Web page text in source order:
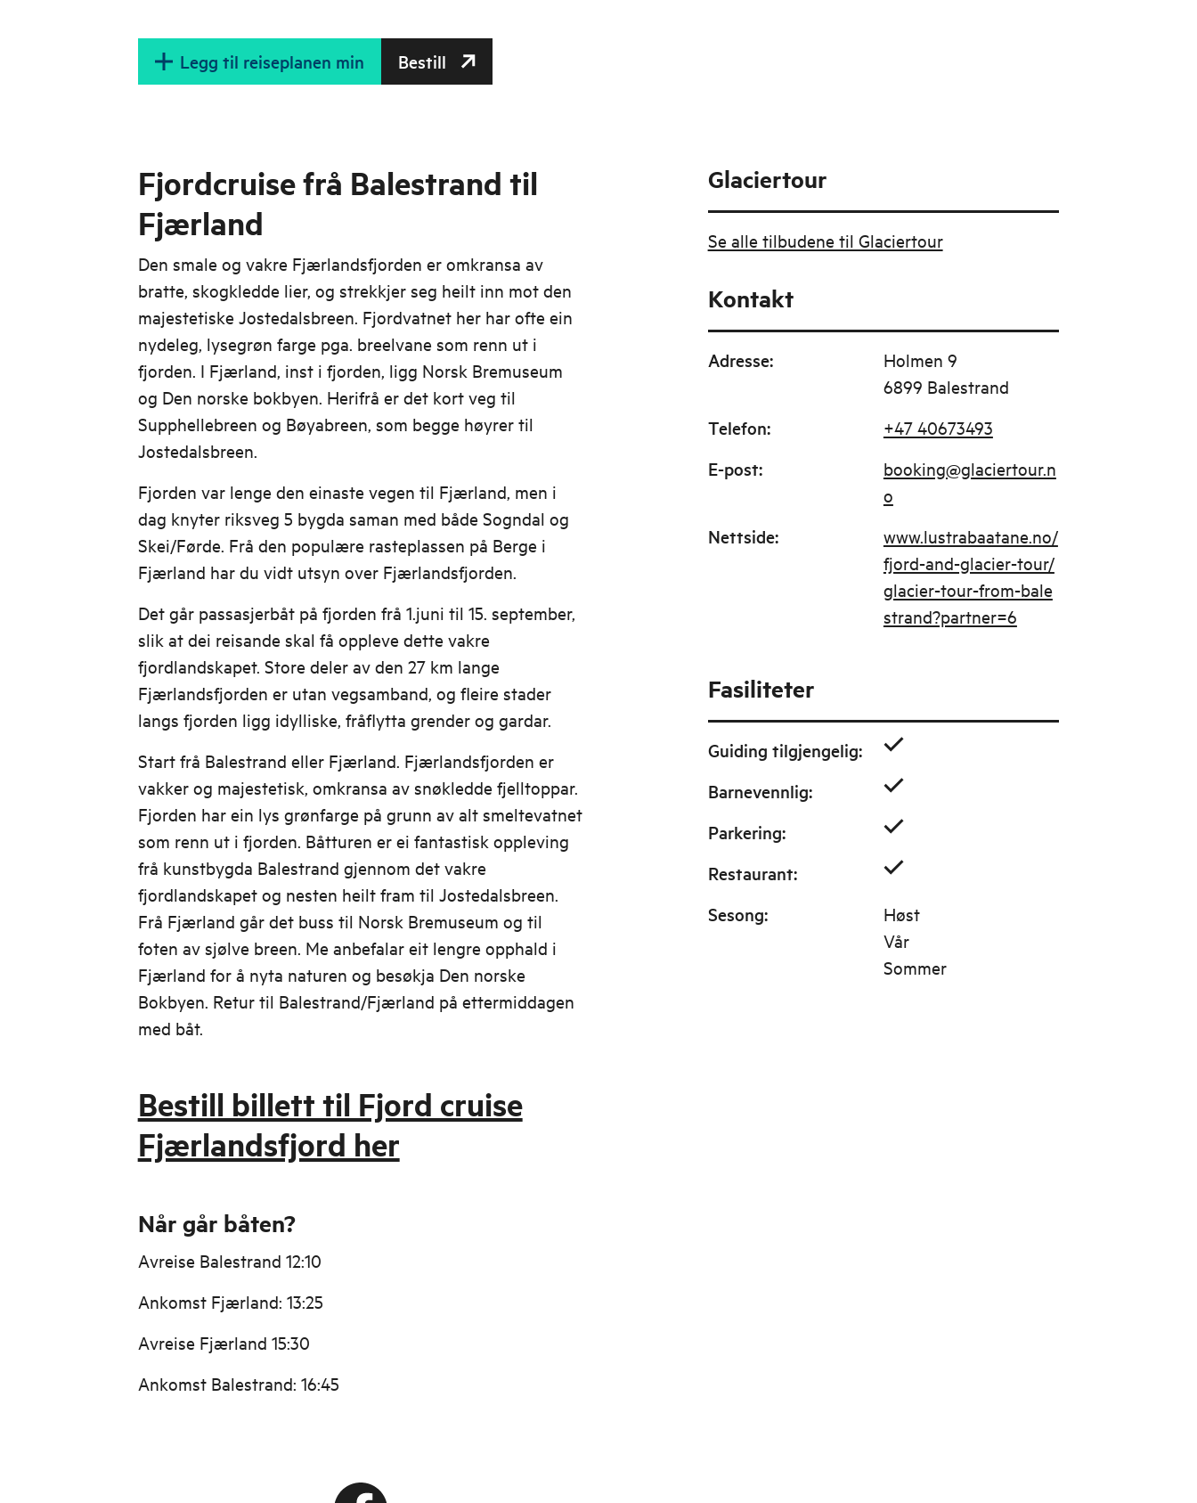
Legg til reiseplanen min Bestill
Fjordcruise frå Balestrand til
Fjærland
Den smale og vakre Fjærlandsfjorden er omkransa av
bratte, skogkledde lier, og strekkjer seg heilt inn mot den
majestetiske Jostedalsbreen. Fjordvatnet her har ofte ein
nydeleg, lysegrøn farge pga. breelvane som renn ut i
fjorden. I Fjærland, inst i fjorden, ligg Norsk Bremuseum
og Den norske bokbyen. Herifrå er det kort veg til
Supphellebreen og Bøyabreen, som begge høyrer til
Jostedalsbreen.
Fjorden var lenge den einaste vegen til Fjærland, men i
dag knyter riksveg 5 bygda saman med både Sogndal og
Skei/Førde. Frå den populære rasteplassen på Berge i
Fjærland har du vidt utsyn over Fjærlandsfjorden.
Det går passasjerbåt på fjorden frå 1.juni til 15. september,
slik at dei reisande skal få oppleve dette vakre
fjordlandskapet. Store deler av den 27 km lange
Fjærlandsfjorden er utan vegsamband, og fleire stader
langs fjorden ligg idylliske, fråflytta grender og gardar.
Start frå Balestrand eller Fjærland. Fjærlandsfjorden er
vakker og majestetisk, omkransa av snøkledde fjelltoppar.
Fjorden har ein lys grønfarge på grunn av alt smeltevatnet
som renn ut i fjorden. Båtturen er ei fantastisk oppleving
frå kunstbygda Balestrand gjennom det vakre
fjordlandskapet og nesten heilt fram til Jostedalsbreen.
Frå Fjærland går det buss til Norsk Bremuseum og til
foten av sjølve breen. Me anbefalar eit lengre opphald i
Fjærland for å nyta naturen og besøkja Den norske
Bokbyen. Retur til Balestrand/Fjærland på ettermiddagen
med båt.
Bestill billett til Fjord cruise
Fjærlandsfjord her
Når går båten?
Avreise Balestrand 12:10
Ankomst Fjærland: 13:25
Avreise Fjærland 15:30
Ankomst Balestrand: 16:45
Glaciertour
Se alle tilbudene til Glaciertour
Kontakt
Adresse:
Holmen 9
6899 Balestrand
Telefon: +47 40673493
E-post:
booking@glaciertour.n
o
Nettside:
www.lustrabaatane.no/
fjord-and-glacier-tour/
glacier-tour-from-bale
strand?partner=6
Fasiliteter
Guiding tilgjengelig:
Barnevennlig:
Parkering:
Restaurant:
Sesong:
Høst
Vår
Sommer